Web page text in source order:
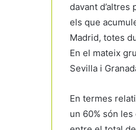
davant
els que
Madrid, totes
En el mateix
Sevilla i
En termes
un 60% són